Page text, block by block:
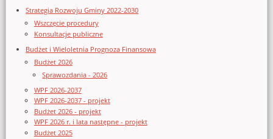
Strategia Rozwoju Gminy 2022-2030
Wszczęcie procedury
Konsultacje publiczne
Budżet i Wieloletnia Prognoza Finansowa
Budżet 2026
Sprawozdania - 2026
WPF 2026-2037
WPF 2026-2037 - projekt
Budżet 2026 - projekt
WPF 2026 r. i lata następne - projekt
Budżet 2025